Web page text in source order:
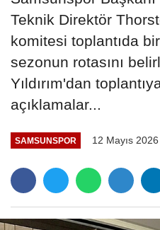
Teknik Direktör
komitesi toplantıda
sezonun rotasını
Yıldırım'dan
açıklamalar...
SAMSUNSPOR 12 Mayıs